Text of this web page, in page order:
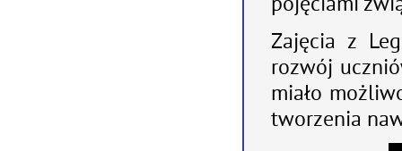
Zajęcia z
rozwój
miało
tworzenia